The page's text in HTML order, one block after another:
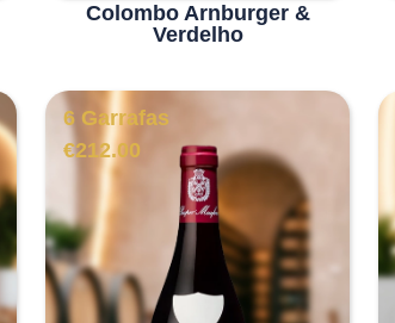
Colombo Arnburger &
Verdelho
6 Garrafas
€212.00